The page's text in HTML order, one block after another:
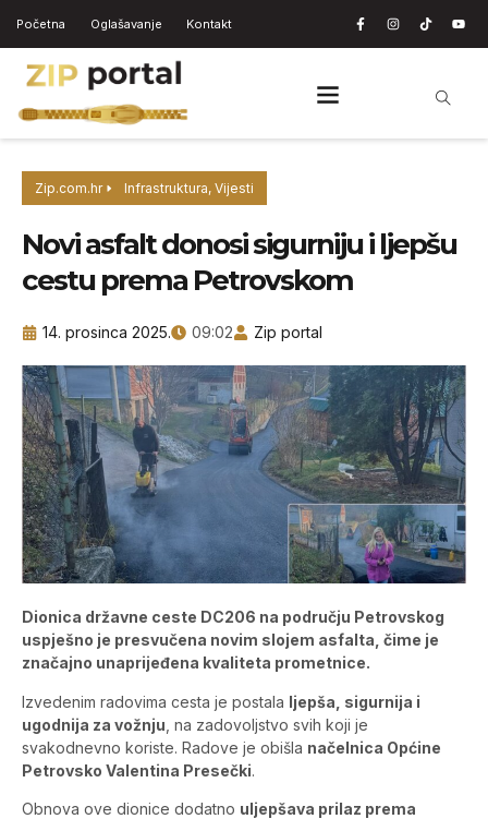
Početna Oglašavanje Kontakt
Zip.com.hr Infrastruktura, Vijesti
Novi asfalt donosi sigurniju i ljepšu
cestu prema Petrovskom
14. prosinca 2025. 09:02 Zip portal
Dionica državne ceste DC206 na području Petrovskog
uspješno je presvučena novim slojem asfalta, čime je
značajno unaprijeđena kvaliteta prometnice.
Izvedenim radovima cesta je postala ljepša, sigurnija i
ugodnija za vožnju , na zadovoljstvo svih koji je
svakodnevno koriste. Radove je obišla načelnica Općine
Petrovsko Valentina Presečki.
Obnova ove dionice dodatno uljepšava prilaz prema